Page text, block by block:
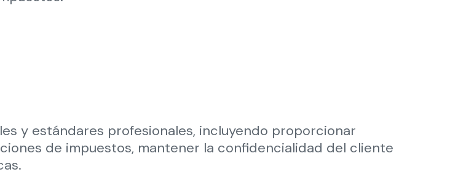
y estándares profesionales, incluyendo proporcionar
de impuestos, mantener la confidencialidad del cliente